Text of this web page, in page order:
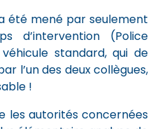
été mené par seulement
d’intervention (Police
standard, qui de
l’un des deux collègues,
!
les autorités concernées